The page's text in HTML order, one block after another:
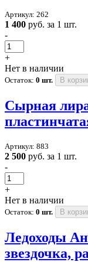
Артикул: 262
1 400 руб. за 1 шт.
-
+
Нет в наличии
Остаток: 0 шт. В
Сырная
Артикул: 883
2 500 руб. за 1 шт.
-
+
Нет в наличии
Остаток: 0 шт. В
Ледоходы
звездочка,